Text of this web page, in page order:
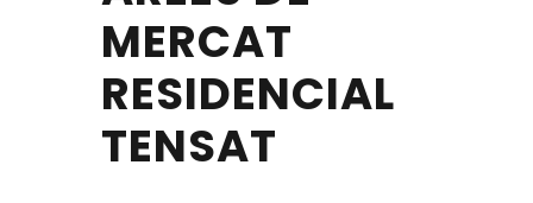
MERCAT
RESIDENCIAL
TENSAT